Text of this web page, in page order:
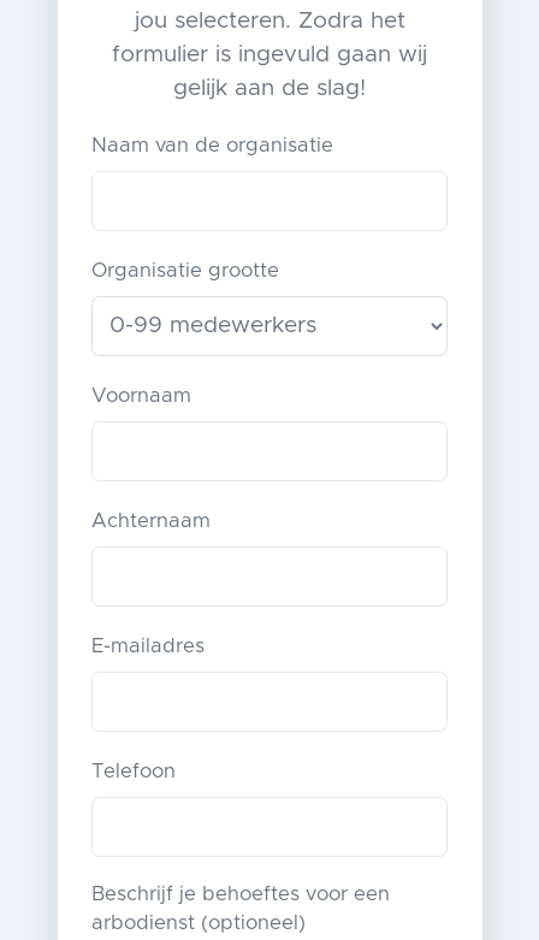
jou selecteren. Zodra het
formulier is ingevuld gaan wij
gelijk aan de slag!
Naam van de organisatie
Organisatie grootte
Voornaam
Achternaam
E-mailadres
Telefoon
Beschrijf je behoeftes voor een
arbodienst (optioneel)